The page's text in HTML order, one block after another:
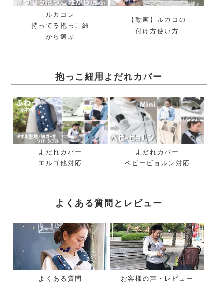
ルカコレ
持ってる抱っこ紐
から選ぶ
【動画】ルカコの
付け方使い方
抱っこ紐用よだれカバー
よだれカバー
エルゴ他対応
よだれカバー
ベビービョルン対応
よくある質問とレビュー
よくある質問 お客様の声・レビュー